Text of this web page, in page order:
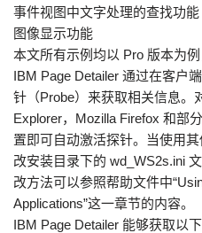
事件视图中文字处理的查找功能
图像显示功能
本文所有示例均以 Pro 版本为例
IBM Page Detailer 通过在客户
针（Probe）来获取相关信息。
Explorer，Mozilla Firefox 和部
置即可自动激活探针。当使用
改安装目录下的 wd_WS2s.ini
改方法可以参照帮助文件中
Applications”这一章节的内容。
IBM Page Detailer 能够获取以下